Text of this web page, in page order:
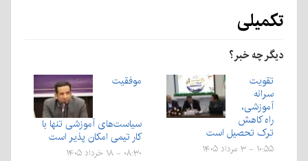
تکمیلی
دیگر چه خبر؟
تقویت
سرانه
آموزشی،
راه کاهش
ترک تحصیل است
۱۰:۵۵ - ۳ مرداد ۱۴۰۵
موفقیت
سیاست‌های آموزشی تنها با
کار تیمی امکان پذیر است
۰۸:۳۰ - ۱۸ خرداد ۱۴۰۵